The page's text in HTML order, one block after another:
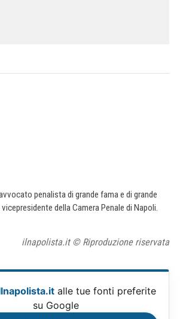
penalista di grande fama e di grande
della Camera Penale di Napoli.
ilnapolista.it © Riproduzione riservata
alle tue fonti preferite
su Google